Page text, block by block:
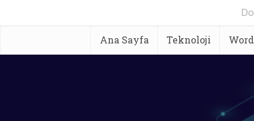
Ana Sayfa Teknoloji